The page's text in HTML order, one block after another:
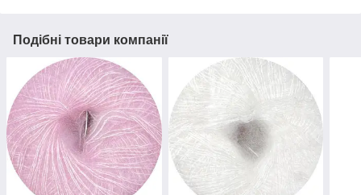
Подібні товари компанії